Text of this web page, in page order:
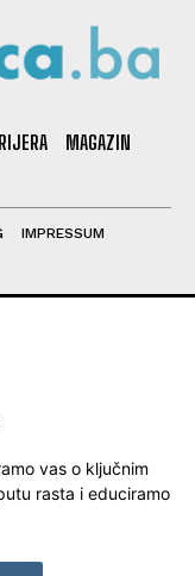
MAGAZIN
IMPRESSUM
vas o ključnim
rasta i educiramo